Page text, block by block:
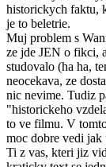
historickych faktu,
je to beletrie.
Muj problem s
ze jde JEN o fikci,
studovalo (ha ha,
neocekava, ze
nic nevime. Tudiz
"historickeho
to ve filmu. V
moc dobre vedi jak
Ti z vas, kteri jiz